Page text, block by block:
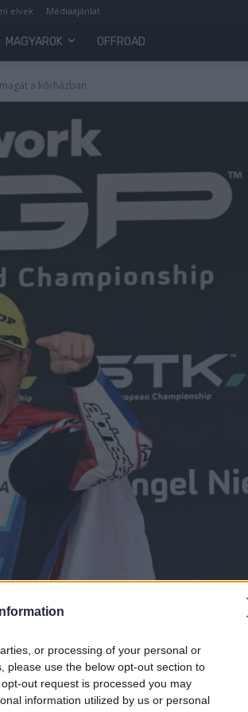
or processing of your personal or
please use the below opt-out section to
out request is processed you may
information utilized by us or personal
elvek Médiaajánlat
MAGYAROK OFFROAD
a kórházban